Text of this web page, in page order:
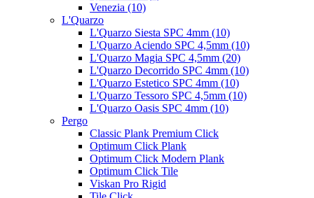
Venezia (10)
L'Quarzo
L'Quarzo Siesta SPC 4mm (10)
L'Quarzo Aciendo SPC 4,5mm (10)
L'Quarzo Magia SPC 4,5mm (20)
L'Quarzo Decorrido SPC 4mm (10)
L'Quarzo Estetico SPC 4mm (10)
L'Quarzo Tessoro SPC 4,5mm (10)
L'Quarzo Oasis SPC 4mm (10)
Pergo
Classic Plank Premium Click
Optimum Click Plank
Optimum Click Modern Plank
Optimum Click Tile
Viskan Pro Rigid